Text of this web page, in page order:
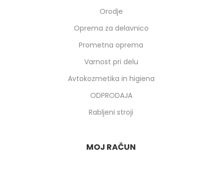
Orodje
Oprema za delavnico
Prometna oprema
Varnost pri delu
Avtokozmetika in higiena
ODPRODAJA
Rabljeni stroji
MOJ RAČUN